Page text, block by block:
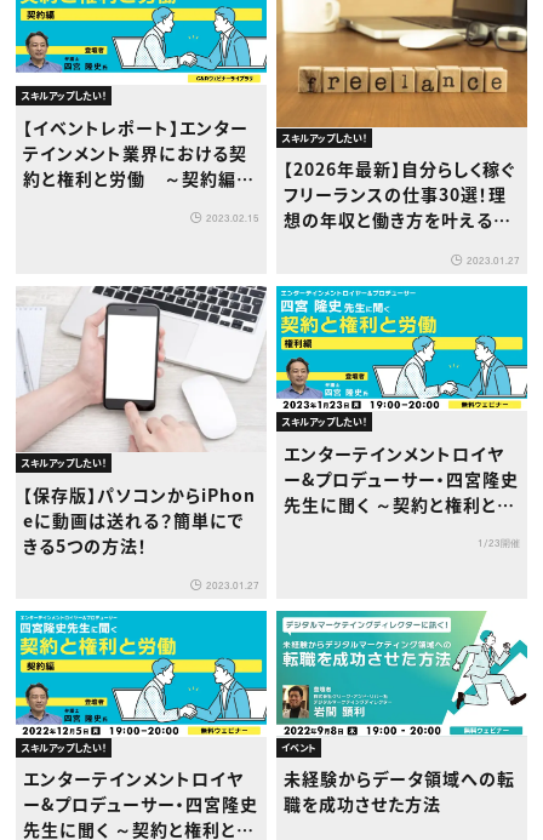
スキルアップしたい！
【イベントレポート】エンター
テインメント業界における契
約と権利と労働 ～契約編
2023.02.15
スキルアップしたい！
【2026年最新】自分らしく稼ぐ
フリーランスの仕事30選！理
想の年収と働き方を叶える職
2023.01.27
スキルアップしたい！
【保存版】パソコンからiPhon
eに動画は送れる？簡単にで
きる5つの方法！
2023.01.27
スキルアップしたい！
エンターテインメントロイヤ
ー&プロデューサー・四宮隆史
先生に聞く ～契約と権利と労
1/23開催
スキルアップしたい！
エンターテインメントロイヤ
ー&プロデューサー・四宮隆史
先生に聞く ～契約と権利と労
イベント
未経験からデータ領域への転
職を成功させた方法